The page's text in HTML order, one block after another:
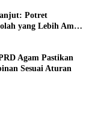
Potret
yang Lebih Aman
Agam Pastikan
Sesuai Aturan